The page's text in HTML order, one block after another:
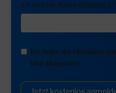
Ich möchte News-Updates
Ich habe die Hinweise
und akzeptiert.